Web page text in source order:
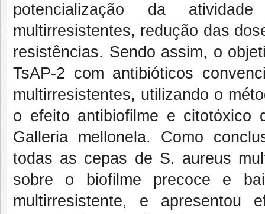
potencialização da
multirresistentes, redução das
resistências. Sendo assim, o
TsAP-2 com antibióticos
multirresistentes, utilizando o
o efeito antibiofilme e
Galleria mellonela. Como
todas as cepas de S. aureus
sobre o biofilme precoce e
multirresistente, e apresentou